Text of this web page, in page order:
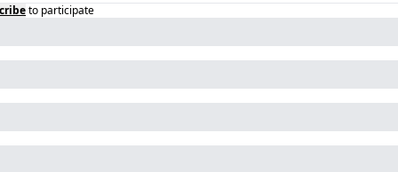
to participate